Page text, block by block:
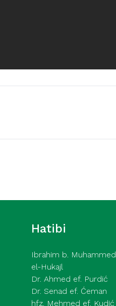
Hatibi
Ibrahim b. Muhammed
el-Hukajl
Dr. Ahmed ef. Purdić
Dr. Senad ef. Ćeman
hfz. Mehmed ef. Kudić